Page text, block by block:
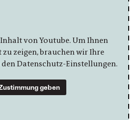
von Youtube. Um Ihnen
zeigen, brauchen wir Ihre
Datenschutz-Einstellungen.
geben